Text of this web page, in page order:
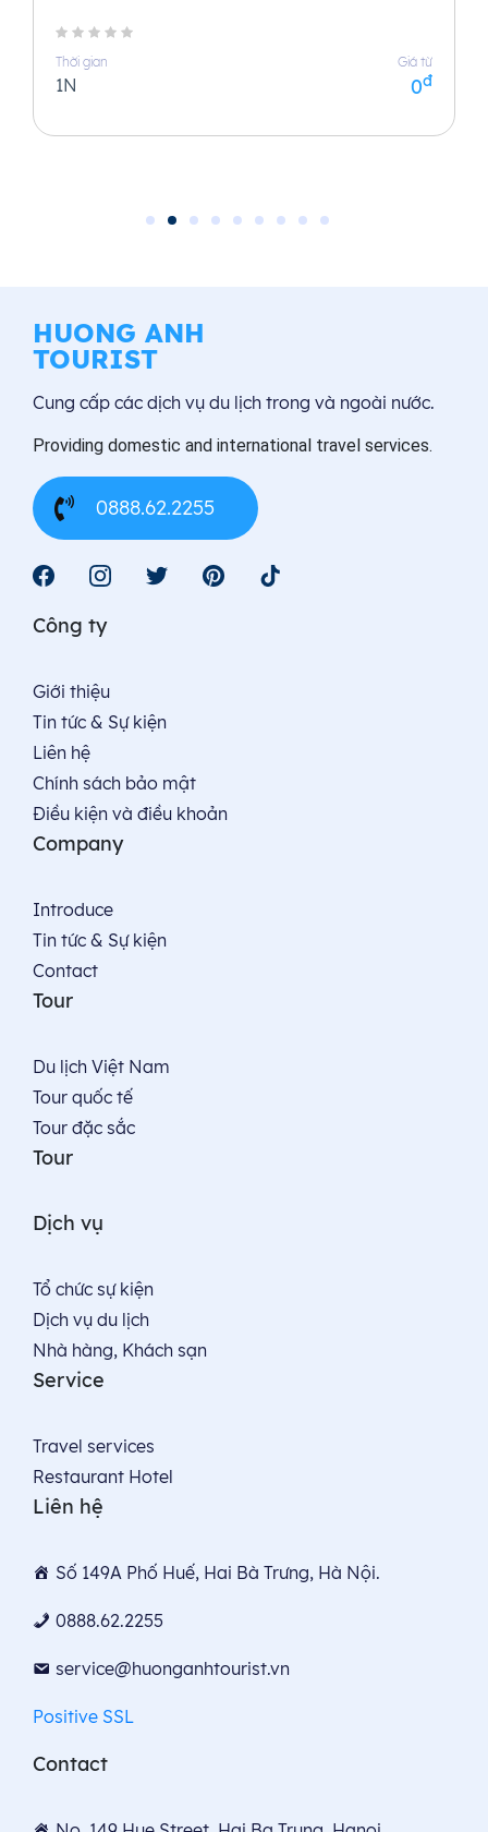
Thời gian
1N
Giá từ
0đ
HUONG ANH
TOURIST
Cung cấp các dịch vụ du lịch trong và ngoài nước.
Providing domestic and international travel services.
0888.62.2255
Công ty
Giới thiệu
Tin tức & Sự kiện
Liên hệ
Chính sách bảo mật
Điều kiện và điều khoản
Company
Introduce
Tin tức & Sự kiện
Contact
Tour
Du lịch Việt Nam
Tour quốc tế
Tour đặc sắc
Tour
Dịch vụ
Tổ chức sự kiện
Dịch vụ du lịch
Nhà hàng, Khách sạn
Service
Travel services
Restaurant Hotel
Liên hệ
Số 149A Phố Huế, Hai Bà Trưng, Hà Nội.
0888.62.2255
service@huonganhtourist.vn
Positive SSL
Contact